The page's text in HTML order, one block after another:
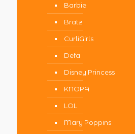
Barbie
Bratz
CurliGirls
Defa
Disney Princess
KNOPA
LOL
Mary Poppins